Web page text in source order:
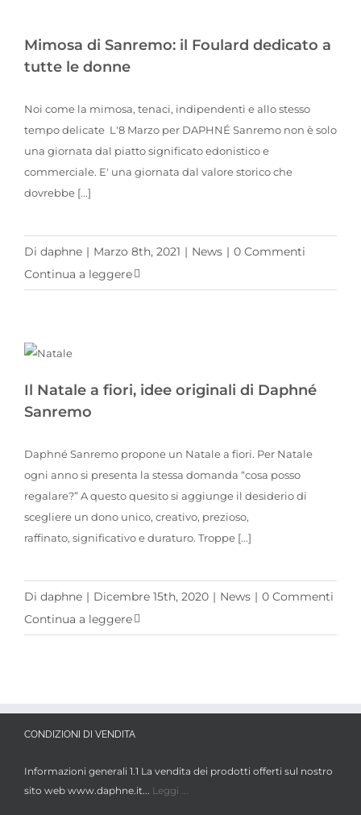
Mimosa di Sanremo: il Foulard dedicato a
tutte le donne
Noi come la mimosa, tenaci, indipendenti e allo stesso
tempo delicate L'8 Marzo per DAPHNÉ Sanremo non è solo
una giornata dal piatto significato edonistico e
commerciale. E' una giornata dal valore storico che
dovrebbe [...]
Di daphne | Marzo 8th, 2021 | News | 0 Commenti
Continua a leggere
Il Natale a fiori, idee originali di Daphné
Sanremo
Daphné Sanremo propone un Natale a fiori. Per Natale
ogni anno si presenta la stessa domanda “cosa posso
regalare?” A questo quesito si aggiunge il desiderio di
scegliere un dono unico, creativo, prezioso,
raffinato, significativo e duraturo. Troppe [...]
Di daphne | Dicembre 15th, 2020 | News | 0 Commenti
Continua a leggere
CONDIZIONI DI VENDITA
Informazioni generali 1.1 La vendita dei prodotti offerti sul nostro
sito web www.daphne.it... Leggi ...